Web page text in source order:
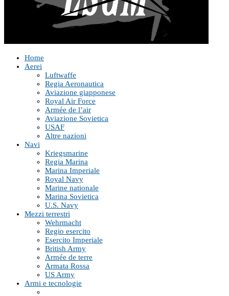
Home
Aerei
Luftwaffe
Regia Aeronautica
Aviazione giapponese
Royal Air Force
Armée de l’air
Aviazione Sovietica
USAF
Altre nazioni
Navi
Kriegsmarine
Regia Marina
Marina Imperiale
Royal Navy
Marine nationale
Marina Sovietica
U.S. Navy
Mezzi terrestri
Wehrmacht
Regio esercito
Esercito Imperiale
British Army
Armée de terre
Armata Rossa
US Army
Armi e tecnologie